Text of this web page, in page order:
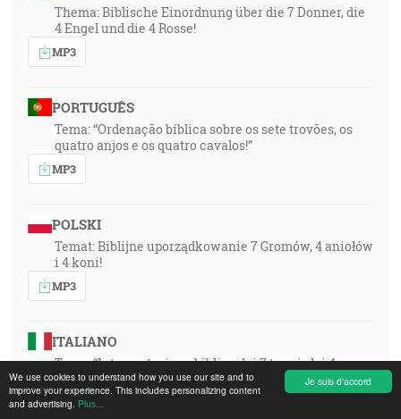
Je suis d'accord
We use cookies to understand how you use our site and to
improve your experience. This includes personalizing content
and advertising. Plus...
Thema: Biblische Einordnung über die 7 Donner, die
4 Engel und die 4 Rosse!
MP3
PORTUGUÊS
Tema: “Ordenação bíblica sobre os sete trovões, os
quatro anjos e os quatro cavalos!”
MP3
POLSKI
Temat: Biblijne uporządkowanie 7 Gromów, 4 aniołów
i 4 koni!
MP3
ITALIANO
Tema: “Interpretazione biblica dei 7 tuoni, dei 4
angeli e dei 4 cavalli!”
MP3